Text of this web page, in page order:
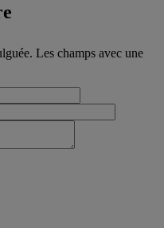
Les champs avec une